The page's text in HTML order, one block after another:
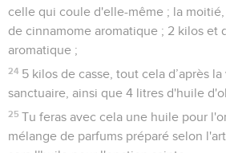
celle qui coule d'elle-même ; la moitié,
de cinnamome aromatique ; 2 kilos et
aromatique ;
24 5 kilos de casse, tout cela d’après
sanctuaire, ainsi que 4 litres d'huile
25 Tu feras avec cela une huile pour
mélange de parfums préparé selon